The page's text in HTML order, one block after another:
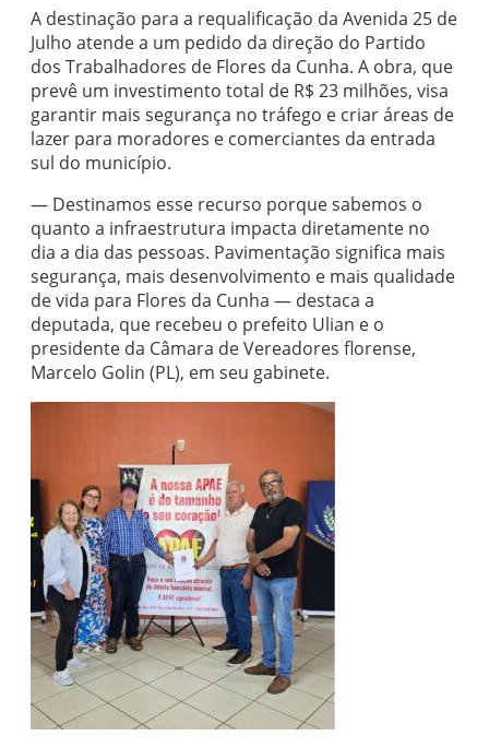
A destinação para a requalificação da Avenida 25 de
Julho atende a um pedido da direção do Partido
dos Trabalhadores de Flores da Cunha. A obra, que
prevê um investimento total de R$ 23 milhões, visa
garantir mais segurança no tráfego e criar áreas de
lazer para moradores e comerciantes da entrada
sul do município.
— Destinamos esse recurso porque sabemos o
quanto a infraestrutura impacta diretamente no
dia a dia das pessoas. Pavimentação significa mais
segurança, mais desenvolvimento e mais qualidade
de vida para Flores da Cunha — destaca a
deputada, que recebeu o prefeito Ulian e o
presidente da Câmara de Vereadores florense,
Marcelo Golin (PL), em seu gabinete.